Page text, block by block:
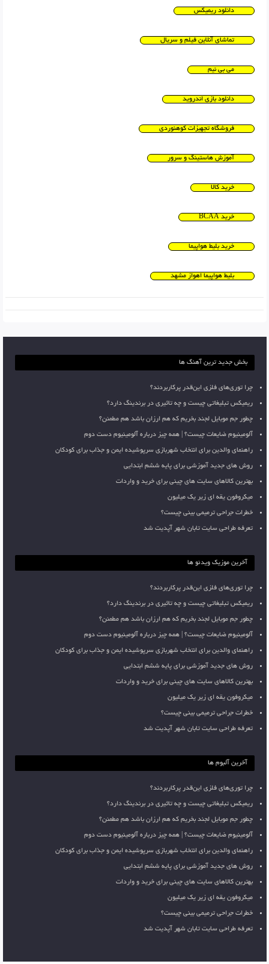
دانلود ریمیکس
تماشای آنلاین فیلم و سریال
می بی نیم
دانلود بازی اندروید
فروشگاه تجهیزات کوهنوردی
آموزش هاستینگ و سرور
خرید کالا
خرید BCAA
خرید بلیط هواپیما
بلیط هواپیما اهواز مشهد
بخش جدید ترین آهنگ ها
چرا توری‌های فلزی این‌قدر پرکاربردند؟
ریمیکس تبلیغاتی چیست و چه تاثیری در برندینگ دارد؟
چطور جم موبایل لجند بخریم که هم ارزان باشد هم مطمئن؟
آلومینیوم ضایعات چیست؟ | همه چیز درباره آلومینیوم دست دوم
راهنمای والدین برای انتخاب شهربازی سرپوشیده ایمن و جذاب برای کودکان
روش های جدید آموزشی برای پایه ششم ابتدایی
بهترین کالاهای سایت های چینی برای خرید و واردات
میکروفون یقه ای زیر یک میلیون
خطرات جراحی ترمیمی بینی چیست؟
تعرفه طراحی سایت تابان شهر آپدیت شد
آخرین موزیک ویدئو ها
چرا توری‌های فلزی این‌قدر پرکاربردند؟
ریمیکس تبلیغاتی چیست و چه تاثیری در برندینگ دارد؟
چطور جم موبایل لجند بخریم که هم ارزان باشد هم مطمئن؟
آلومینیوم ضایعات چیست؟ | همه چیز درباره آلومینیوم دست دوم
راهنمای والدین برای انتخاب شهربازی سرپوشیده ایمن و جذاب برای کودکان
روش های جدید آموزشی برای پایه ششم ابتدایی
بهترین کالاهای سایت های چینی برای خرید و واردات
میکروفون یقه ای زیر یک میلیون
خطرات جراحی ترمیمی بینی چیست؟
تعرفه طراحی سایت تابان شهر آپدیت شد
آخرین آلبوم ها
چرا توری‌های فلزی این‌قدر پرکاربردند؟
ریمیکس تبلیغاتی چیست و چه تاثیری در برندینگ دارد؟
چطور جم موبایل لجند بخریم که هم ارزان باشد هم مطمئن؟
آلومینیوم ضایعات چیست؟ | همه چیز درباره آلومینیوم دست دوم
راهنمای والدین برای انتخاب شهربازی سرپوشیده ایمن و جذاب برای کودکان
روش های جدید آموزشی برای پایه ششم ابتدایی
بهترین کالاهای سایت های چینی برای خرید و واردات
میکروفون یقه ای زیر یک میلیون
خطرات جراحی ترمیمی بینی چیست؟
تعرفه طراحی سایت تابان شهر آپدیت شد